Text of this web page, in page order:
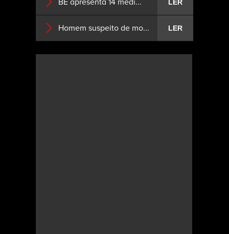
BE apresenta 14 medi... LER
Homem suspeito de mo... LER